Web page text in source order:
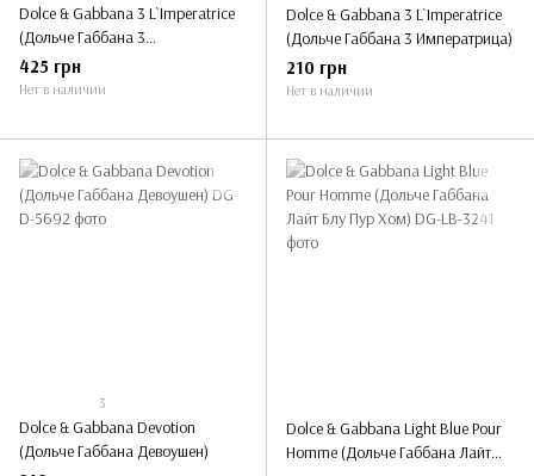
Dolce & Gabbana 3 L`Imperatrice
(Дольче Габбана 3
Императрица), 100 ml
425 грн
Нет в наличии
Dolce & Gabbana 3 L`Imperatrice
(Дольче Габбана 3 Императрица)
210 грн
Нет в наличии
3
Dolce & Gabbana Devotion
(Дольче Габбана Девоушен)
Dolce & Gabbana Light Blue Pour
Homme (Дольче Габбана Лайт